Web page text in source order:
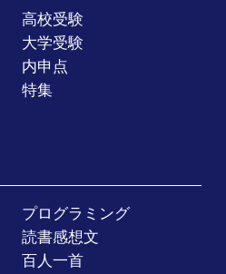
高校受験
大学受験
内申点
特集
プログラミング
読書感想文
百人一首